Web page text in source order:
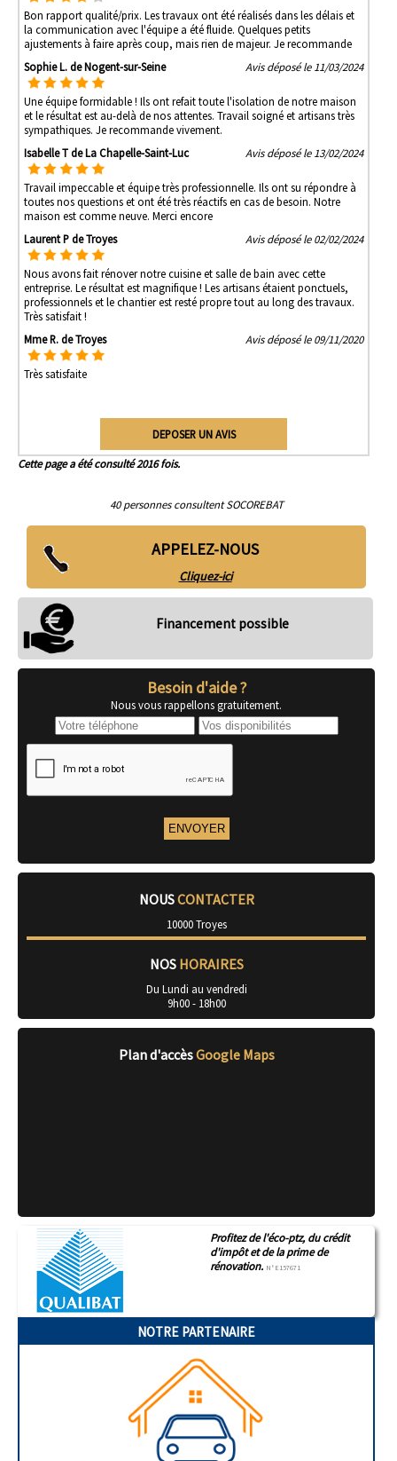
Bon rapport qualité/prix. Les travaux ont été réalisés dans les délais et
la communication avec l'équipe a été fluide. Quelques petits
ajustements à faire après coup, mais rien de majeur. Je recommande
Sophie L. de Nogent-sur-Seine
Avis déposé le 11/03/2024
Une équipe formidable ! Ils ont refait toute l'isolation de notre maison
et le résultat est au-delà de nos attentes. Travail soigné et artisans très
sympathiques. Je recommande vivement.
Isabelle T de La Chapelle-Saint-Luc
Avis déposé le 13/02/2024
Travail impeccable et équipe très professionnelle. Ils ont su répondre à
toutes nos questions et ont été très réactifs en cas de besoin. Notre
maison est comme neuve. Merci encore
Laurent P de Troyes
Avis déposé le 02/02/2024
Nous avons fait rénover notre cuisine et salle de bain avec cette
entreprise. Le résultat est magnifique ! Les artisans étaient ponctuels,
professionnels et le chantier est resté propre tout au long des travaux.
Très satisfait !
Mme R. de Troyes
Avis déposé le 09/11/2020
Très satisfaite
DEPOSER UN AVIS
Cette page a été consulté 2016 fois.
40 personnes consultent SOCOREBAT
APPELEZ-NOUS
Cliquez-ici
Financement possible
Besoin d'aide ?
Nous vous rappellons gratuitement.
NOUSCONTACTER
10000 Troyes
NOS HORAIRES
Du Lundi au vendredi
9h00 - 18h00
Plan d'accèsGoogle Maps
Profitez de l'éco-ptz, du crédit
d'impôt et de la prime de
rénovation. N°E157671
NOTRE PARTENAIRE